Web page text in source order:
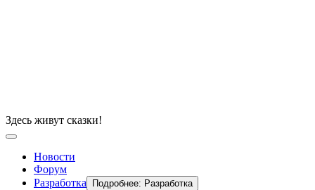
Здесь живут сказки!
Новости
Форум
Разработка
Подробнее: Разработка